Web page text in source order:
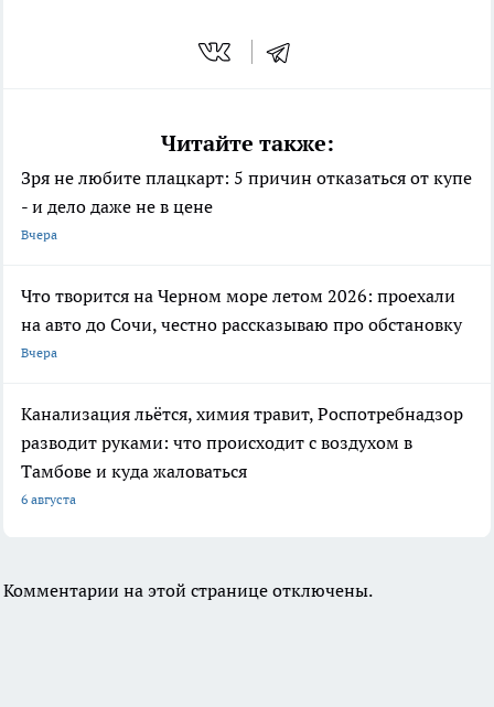
Читайте также:
Зря не любите плацкарт: 5 причин отказаться от купе
- и дело даже не в цене
Вчера
Что творится на Черном море летом 2026: проехали
на авто до Сочи, честно рассказываю про обстановку
Вчера
Канализация льётся, химия травит, Роспотребнадзор
разводит руками: что происходит с воздухом в
Тамбове и куда жаловаться
6 августа
Комментарии на этой странице отключены.